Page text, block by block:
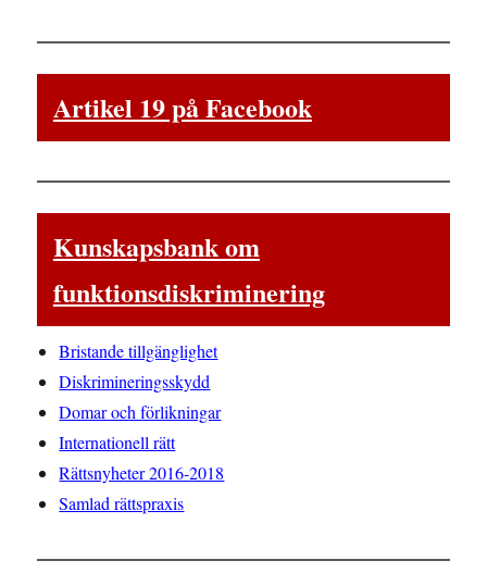
Artikel 19 på Facebook
Kunskapsbank om
funktionsdiskriminering
Bristande tillgänglighet
Diskrimineringsskydd
Domar och förlikningar
Internationell rätt
Rättsnyheter 2016-2018
Samlad rättspraxis